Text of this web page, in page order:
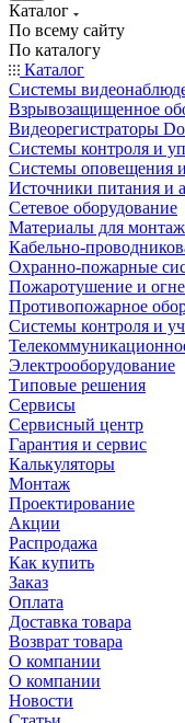
Каталог
По всему сайту
По каталогу
Каталог
Системы
Взрывозащищенное
Видеорегистраторы
Системы контроля и
Системы оповещения
Источники питания и
Сетевое оборудование
Материалы для
Кабельно-
Охранно-пожарные
Пожаротушение и
Противопожарное
Системы контроля и
Электрооборудование
Типовые решения
Сервисы
Сервисный центр
Гарантия и сервис
Калькуляторы
Монтаж
Проектирование
Акции
Распродажа
Как купить
Заказ
Оплата
Доставка товара
Возврат товара
О компании
О компании
Новости